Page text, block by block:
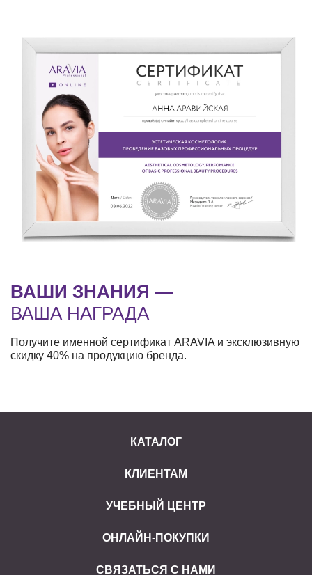
ВАШИ ЗНАНИЯ —
ВАША НАГРАДА
Получите именной сертификат ARAVIA и эксклюзивную
скидку 40% на продукцию бренда.
КАТАЛОГ
КЛИЕНТАМ
УЧЕБНЫЙ ЦЕНТР
ОНЛАЙН-ПОКУПКИ
СВЯЗАТЬСЯ С НАМИ